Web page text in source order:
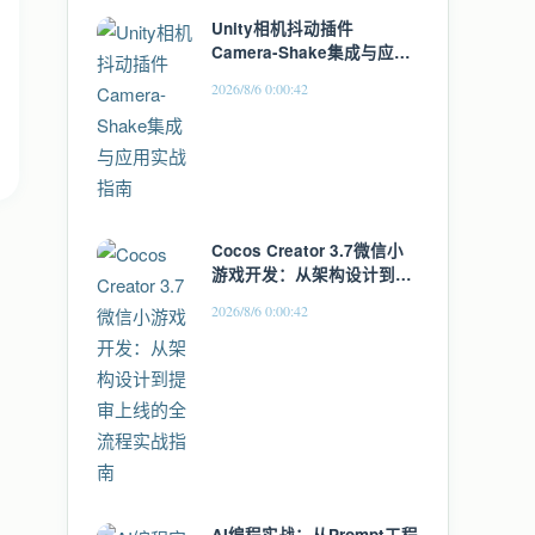
Unity相机抖动插件
Camera-Shake集成与应用
2026/8/6 0:00:42
Cocos Creator 3.7微信小
游戏开发：从架构设计到提
2026/8/6 0:00:42